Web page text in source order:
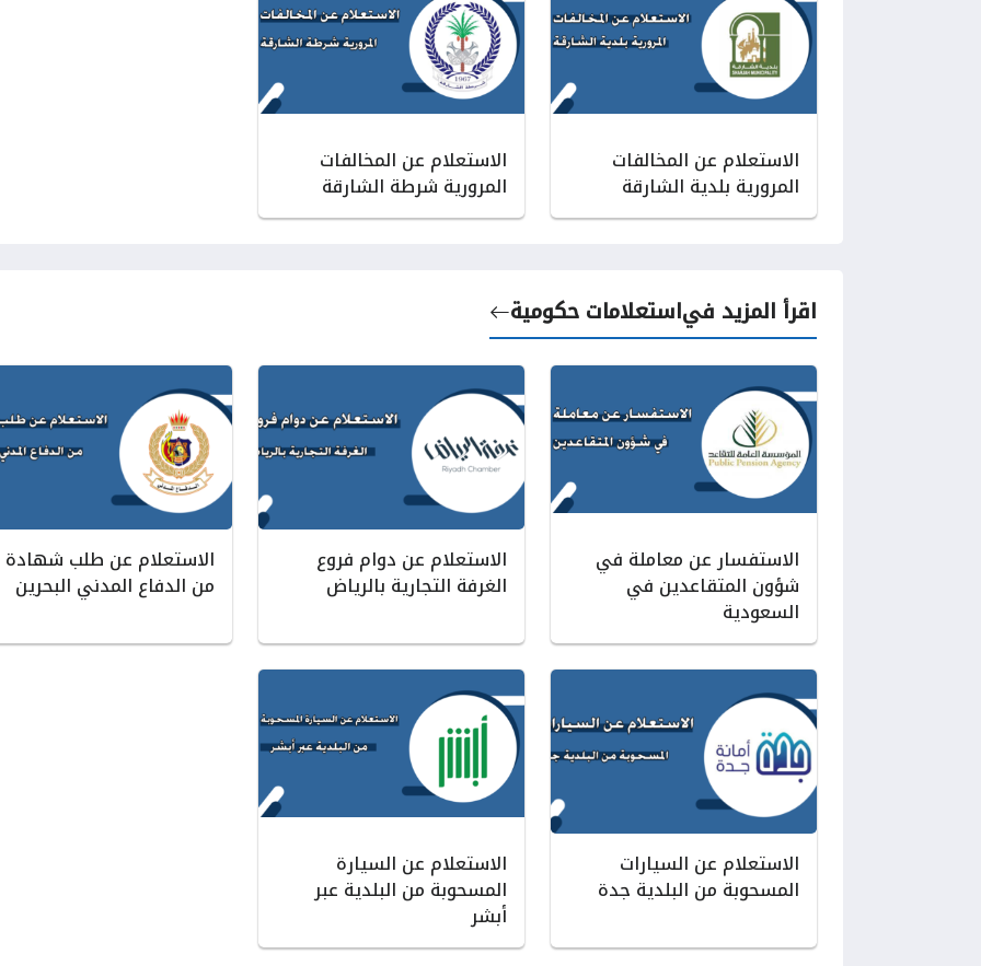
الاستعلام عن المخالفات
المرورية بلدية الشارقة
الاستعلام عن المخالفات
المرورية شرطة الشارقة
اقرأ المزيد فياستعلامات حكومية
الاستفسار عن معاملة في
شؤون المتقاعدين في
السعودية
الاستعلام عن دوام فروع
الغرفة التجارية بالرياض
الاستعلام عن طلب شهادة
من الدفاع المدني البحرين
الاستعلام عن السيارات
المسحوبة من البلدية جدة
الاستعلام عن السيارة
المسحوبة من البلدية عبر
أبشر